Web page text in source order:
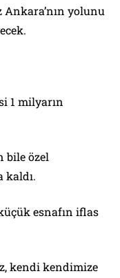
yolunu
1 milyarın
bile özel
kaldı.
esnafın iflas
kendi kendimize